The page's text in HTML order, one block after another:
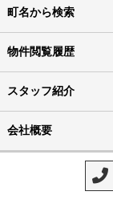
町名から検索
物件閲覧履歴
スタッフ紹介
会社概要